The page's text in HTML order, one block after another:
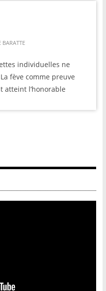
BARATTE
individuelles ne
fève comme preuve
atteint l’honorable